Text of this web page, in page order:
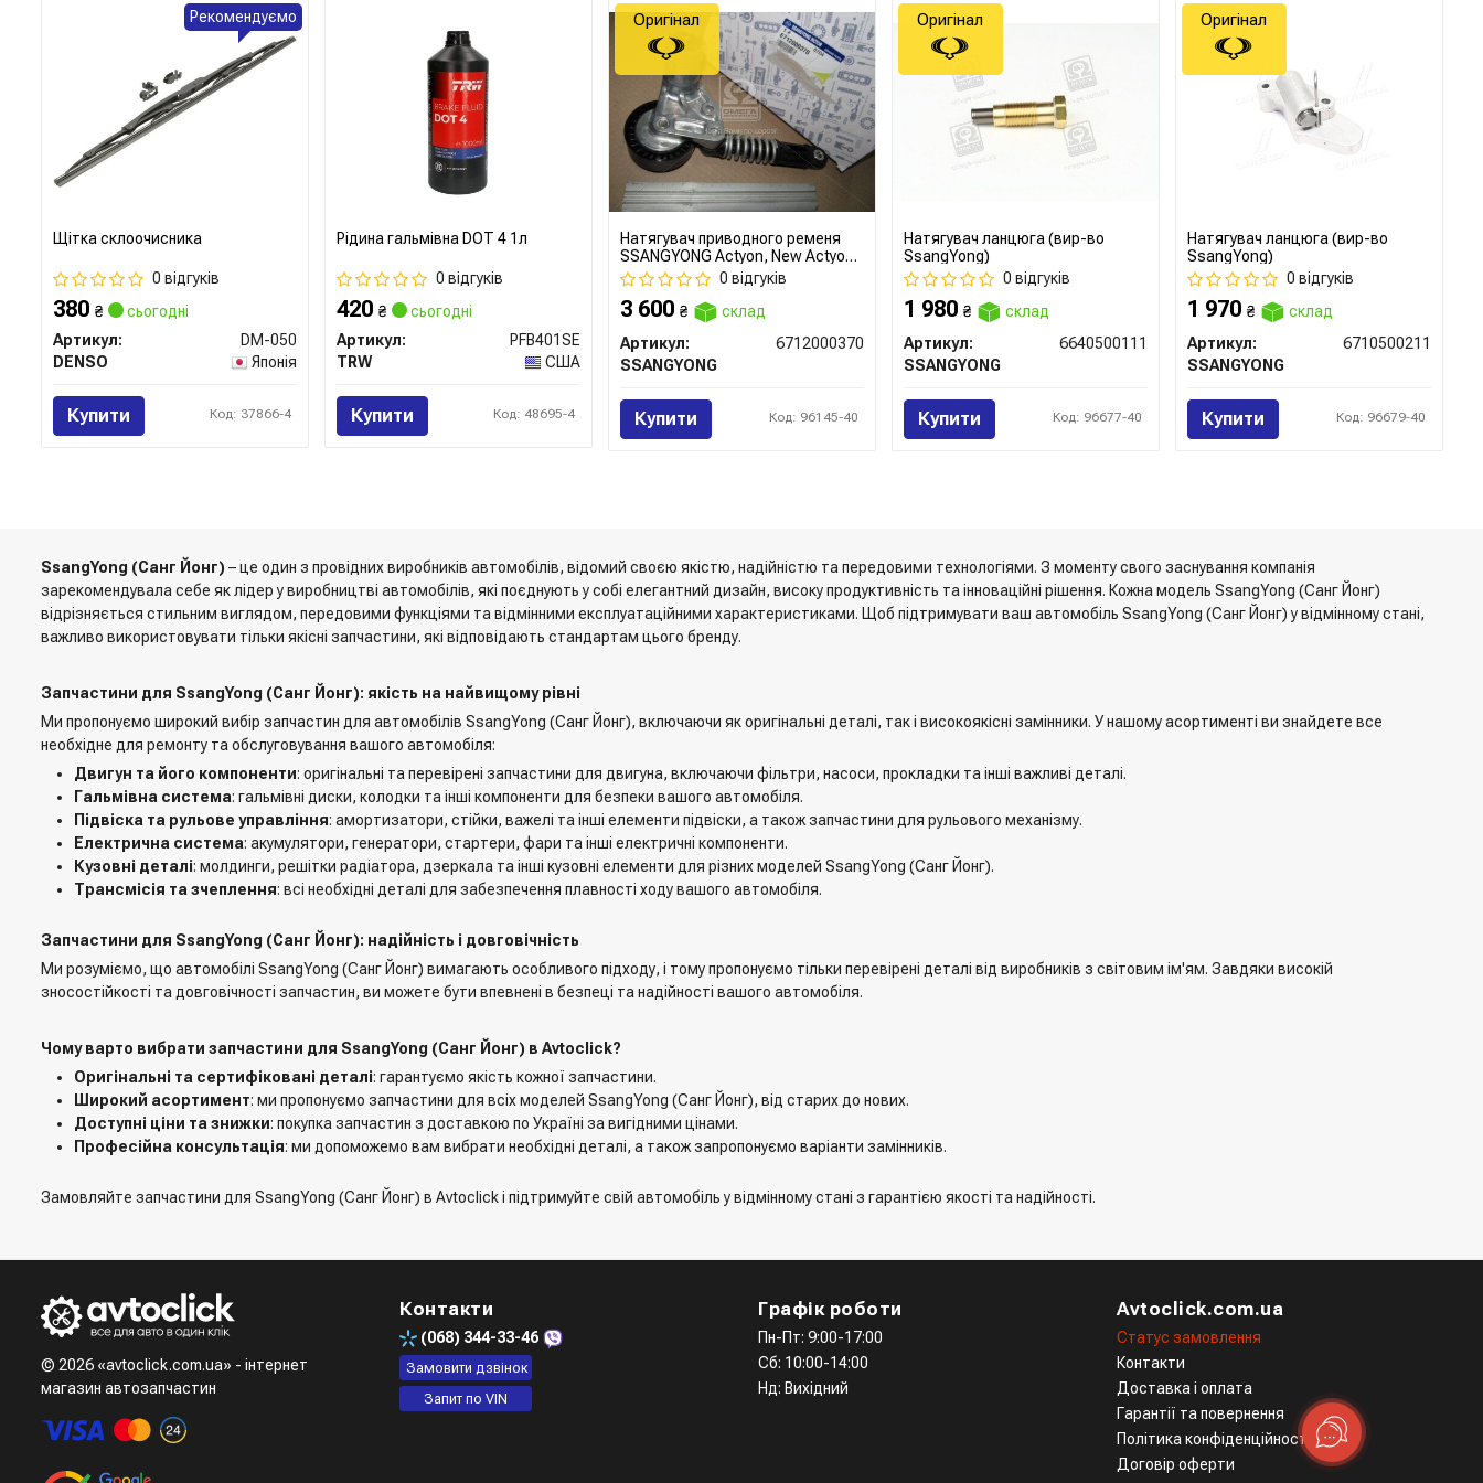
Щітка склоочисника
0 відгуків
380 ₴
сьогодні
Артикул:
DM-050
DENSO
Японія
Купити Код: 37866-4
Рекомендуємо
Рідина гальмівна DOT 4 1л
0 відгуків
420 ₴
сьогодні
Артикул:
PFB401SE
TRW
США
Купити Код: 48695-4
Натягувач приводного ременя
SSANGYONG Actyon, New Actyon,
Rexton, Rodius (вир-во
SsangYong)
0 відгуків
3 600 ₴
склад
Артикул:
6712000370
SSANGYONG
Купити Код: 96145-40
Оригінал
Натягувач ланцюга (вир-во
SsangYong)
0 відгуків
1 980 ₴
склад
Артикул:
6640500111
SSANGYONG
Купити Код: 96677-40
Оригінал
Натягувач ланцюга (вир-во
SsangYong)
0 відгуків
1 970 ₴
склад
Артикул:
6710500211
SSANGYONG
Купити Код: 96679-40
Оригінал
SsangYong (Санг Йонг) – це один з провідних виробників автомобілів, відомий своєю якістю, надійністю та передовими технологіями. З моменту свого заснування компанія
зарекомендувала себе як лідер у виробництві автомобілів, які поєднують у собі елегантний дизайн, високу продуктивність та інноваційні рішення. Кожна модель SsangYong (Санг Йонг)
відрізняється стильним виглядом, передовими функціями та відмінними експлуатаційними характеристиками. Щоб підтримувати ваш автомобіль SsangYong (Санг Йонг) у відмінному стані,
важливо використовувати тільки якісні запчастини, які відповідають стандартам цього бренду.
Запчастини для SsangYong (Санг Йонг): якість на найвищому рівні
Ми пропонуємо широкий вибір запчастин для автомобілів SsangYong (Санг Йонг), включаючи як оригінальні деталі, так і високоякісні замінники. У нашому асортименті ви знайдете все
необхідне для ремонту та обслуговування вашого автомобіля:
Двигун та його компоненти: оригінальні та перевірені запчастини для двигуна, включаючи фільтри, насоси, прокладки та інші важливі деталі.
Гальмівна система: гальмівні диски, колодки та інші компоненти для безпеки вашого автомобіля.
Підвіска та рульове управління: амортизатори, стійки, важелі та інші елементи підвіски, а також запчастини для рульового механізму.
Електрична система: акумулятори, генератори, стартери, фари та інші електричні компоненти.
Кузовні деталі: молдинги, решітки радіатора, дзеркала та інші кузовні елементи для різних моделей SsangYong (Санг Йонг).
Трансмісія та зчеплення: всі необхідні деталі для забезпечення плавності ходу вашого автомобіля.
Запчастини для SsangYong (Санг Йонг): надійність і довговічність
Ми розуміємо, що автомобілі SsangYong (Санг Йонг) вимагають особливого підходу, і тому пропонуємо тільки перевірені деталі від виробників з світовим ім'ям. Завдяки високій
зносостійкості та довговічності запчастин, ви можете бути впевнені в безпеці та надійності вашого автомобіля.
Чому варто вибрати запчастини для SsangYong (Санг Йонг) в Avtoclick?
Оригінальні та сертифіковані деталі: гарантуємо якість кожної запчастини.
Широкий асортимент: ми пропонуємо запчастини для всіх моделей SsangYong (Санг Йонг), від старих до нових.
Доступні ціни та знижки: покупка запчастин з доставкою по Україні за вигідними цінами.
Професійна консультація: ми допоможемо вам вибрати необхідні деталі, а також запропонуємо варіанти замінників.
Замовляйте запчастини для SsangYong (Санг Йонг) в Avtoclick і підтримуйте свій автомобіль у відмінному стані з гарантією якості та надійності.
© 2026 «avtoclick.com.ua» - інтернет
магазин автозапчастин
Контакти
(068) 344-33-46
Замовити дзвінок
Запит по VIN
Графік роботи
Пн-Пт: 9:00-17:00
Сб: 10:00-14:00
Нд: Вихідний
Avtoclick.com.ua
Статус замовлення
Контакти
Доставка і оплата
Гарантії та повернення
Політика конфіденційності
Договір оферти